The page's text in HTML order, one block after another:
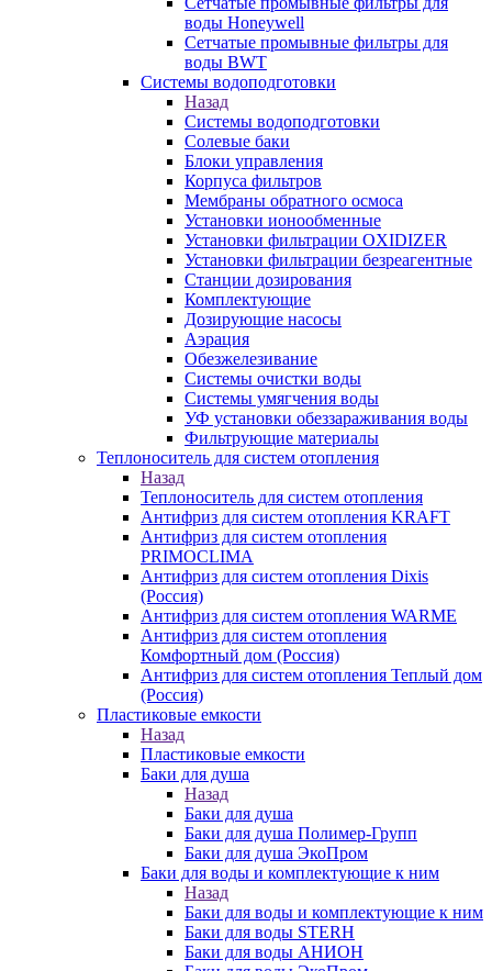
воды Honeywell
Сетчатые промывные фильтры для
воды BWT
Системы водоподготовки
Назад
Системы водоподготовки
Солевые баки
Блоки управления
Корпуса фильтров
Мембраны обратного осмоса
Установки ионообменные
Установки фильтрации OXIDIZER
Установки фильтрации безреагентные
Станции дозирования
Комплектующие
Дозирующие насосы
Аэрация
Обезжелезивание
Системы очистки воды
Системы умягчения воды
УФ установки обеззараживания воды
Фильтрующие материалы
Теплоноситель для систем отопления
Назад
Теплоноситель для систем отопления
Антифриз для систем отопления KRAFT
Антифриз для систем отопления
PRIMOCLIMA
Антифриз для систем отопления Dixis
(Россия)
Антифриз для систем отопления WARME
Антифриз для систем отопления
Комфортный дом (Россия)
Антифриз для систем отопления Теплый дом
(Россия)
Пластиковые емкости
Назад
Пластиковые емкости
Баки для душа
Назад
Баки для душа
Баки для душа Полимер-Групп
Баки для душа ЭкоПром
Баки для воды и комплектующие к ним
Назад
Баки для воды и комплектующие к ним
Баки для воды STERH
Баки для воды АНИОН